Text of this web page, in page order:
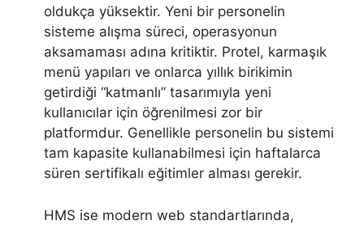
oldukça yüksektir. Yeni bir personelin
sisteme alışma süreci, operasyonun
aksamaması adına kritiktir. Protel, karmaşık
menü yapıları ve onlarca yıllık birikimin
getirdiği “katmanlı” tasarımıyla yeni
kullanıcılar için öğrenilmesi zor bir
platformdur. Genellikle personelin bu sistemi
tam kapasite kullanabilmesi için haftalarca
süren sertifikalı eğitimler alması gerekir.
HMS ise modern web standartlarında,